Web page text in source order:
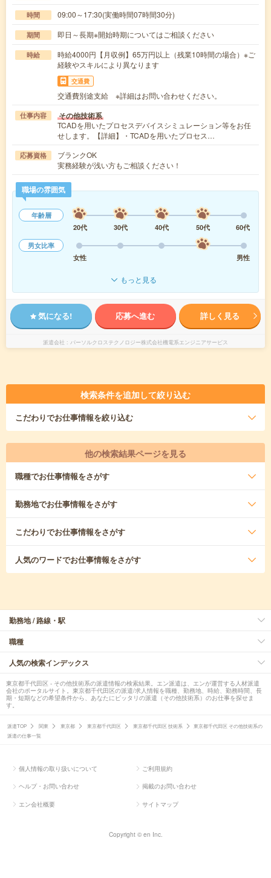
時間 09:00～17:30(実働時間07時間30分)
期間 即日～長期※開始時期についてはご相談ください
時給
時給4000円【月収例】65万円以上（残業10時間の場合）※ご
経験やスキルにより異なります
交通費
交通費別途支給 ※詳細はお問い合わせください。
仕事内容 その他技術系
TCADを用いたプロセスデバイスシミュレーション等をお任
せします。【詳細】・TCADを用いたプロセス…
応募資格
ブランクOK
実務経験が浅い方もご相談ください！
職場の雰囲気
年齢層
20代
30代 40代 50代
60代
男女比率
女性
男性
もっと見る
気になる! 応募へ進む 詳しく見る
派遣会社 パーソルクロステクノロジー株式会社機電系エンジニアサービス
検索条件を追加して絞り込む
こだわりでお仕事情報を絞り込む
他の検索結果ページを見る
職種でお仕事情報をさがす
勤務地でお仕事情報をさがす
こだわりでお仕事情報をさがす
人気のワードでお仕事情報をさがす
勤務地 / 路線・駅
職種
人気の検索インデックス
東京都千代田区 - その他技術系の派遣情報の検索結果。エン派遣は、エンが運営する人材派遣
会社のポータルサイト。東京都千代田区の派遣/求人情報を職種、勤務地、時給、勤務時間、長
期・短期などの希望条件から、あなたにピッタリの派遣（その他技術系）のお仕事を探せま
す。
派遣TOP 関東 東京都 東京都千代田区 東京都千代田区 技術系
東京都千代田区 その他技術系の
派遣の仕事一覧
個人情報の取り扱いについて ご利用規約
ヘルプ・お問い合わせ 掲載のお問い合わせ
エン会社概要 サイトマップ
Copyright © en Inc.